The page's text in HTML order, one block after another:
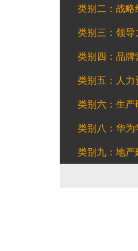
类别二：战略
类别三：领
类别四：品
类别五：人
类别六：生
类别八：华
类别九：地